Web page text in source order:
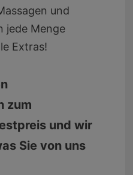
und
jede Menge
Extras!
zum
und wir
Sie von uns